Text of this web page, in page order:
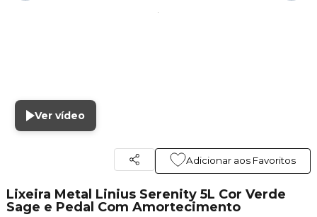
Ver vídeo
Adicionar aos Favoritos
Lixeira Metal Linius Serenity 5L Cor Verde
Sage e Pedal Com Amortecimento